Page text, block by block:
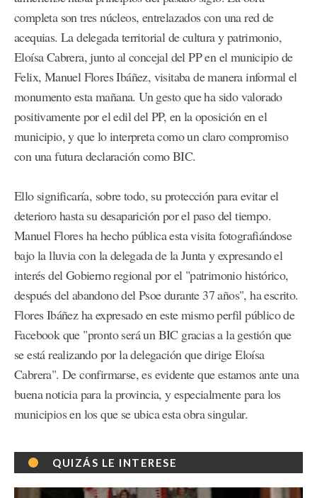
completa son tres núcleos, entrelazados con una red de
acequias. La delegada territorial de cultura y patrimonio,
Eloísa Cabrera, junto al concejal del PP en el municipio de
Felix, Manuel Flores Ibáñez, visitaba de manera informal el
monumento esta mañana. Un gesto que ha sido valorado
positivamente por el edil del PP, en la oposición en el
municipio, y que lo interpreta como un claro compromiso
con una futura declaración como BIC.
Ello significaría, sobre todo, su protección para evitar el
deterioro hasta su desaparición por el paso del tiempo.
Manuel Flores ha hecho pública esta visita fotografiándose
bajo la lluvia con la delegada de la Junta y expresando el
interés del Gobierno regional por el "patrimonio histórico,
después del abandono del Psoe durante 37 años", ha escrito.
Flores Ibáñez ha expresado en este mismo perfil público de
Facebook que "pronto será un BIC gracias a la gestión que
se está realizando por la delegación que dirige Eloísa
Cabrera". De confirmarse, es evidente que estamos ante una
buena noticia para la provincia, y especialmente para los
municipios en los que se ubica esta obra singular.
QUIZÁS LE INTERESE